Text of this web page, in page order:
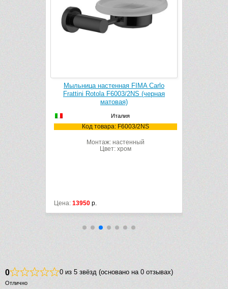
Мыльница настенная FIMA Carlo
Frattini Rotola F6003/2NS (черная
матовая)
Италия
Код товара: F6003/2NS
Монтаж: настенный
Цвет: хром
Цена: 13950 р.
0 0 из 5 звёзд (основано на 0 отзывах)
Отлично